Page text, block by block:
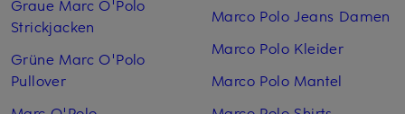
Graue Marc O'Polo
Strickjacken
Grüne Marc O'Polo
Pullover
Marco Polo Jeans Damen
Marco Polo Kleider
Marco Polo Mantel